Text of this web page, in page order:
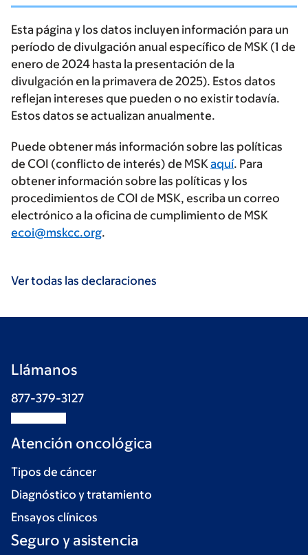
Esta página y los datos incluyen información para un
período de divulgación anual específico de MSK (1 de
enero de 2024 hasta la presentación de la
divulgación en la primavera de 2025). Estos datos
reflejan intereses que pueden o no existir todavía.
Estos datos se actualizan anualmente.
Puede obtener más información sobre las políticas
de COI (conflicto de interés) de MSKaquí. Para
obtener información sobre las políticas y los
procedimientos de COI de MSK, escriba un correo
electrónico a la oficina de cumplimiento de MSK
ecoi@mskcc.org.
Ver todas las declaraciones
Llámanos
877-379-3127
Atención oncológica
Tipos de cáncer
Diagnóstico y tratamiento
Ensayos clínicos
Seguro y asistencia